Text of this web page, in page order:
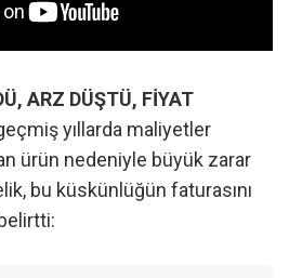
ARZ DÜŞTÜ, FİYAT
yıllarda maliyetler
ürün nedeniyle büyük zarar
bu küskünlüğün faturasını